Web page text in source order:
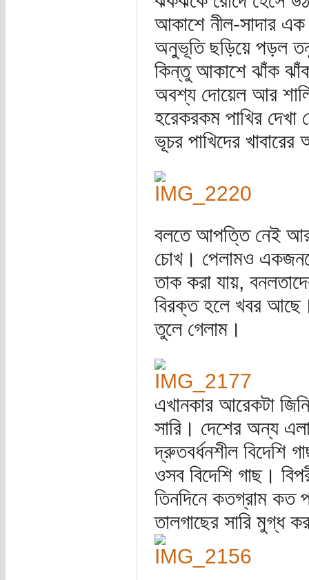
আকাশে নীল-সাদার
অনুভূতি ছড়িয়ে পড়ল
কিন্তু আকাশে ঝাঁক
অবশ্য দোয়েল আর
হরেকরকম পাখির
ভূচর পাখিদের
বলতে আপত্তি নেই
চোখ। পেলামও
তাক করা যায়,
বিরক্ত হলে খবর
তুলে গেলাম।
এখানকার আরেকটা
সারি। দেশের অন্য
দ্রুতবর্ধনশীল বিদেশি
ওসব বিদেশি গাছ।
তিনদিনে কতগ্রাম কত
তালগাছের সারি মুগ্ধ